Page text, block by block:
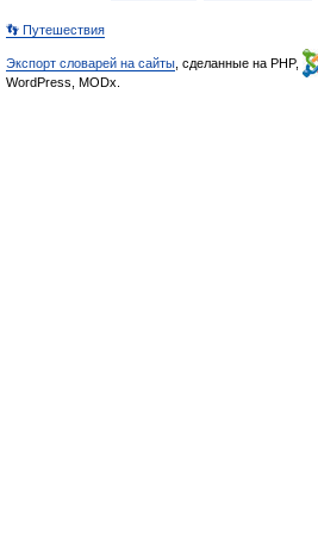
👣 Путешествия
Экспорт словарей на сайты , сделанные на PHP,
WordPress, MODx.